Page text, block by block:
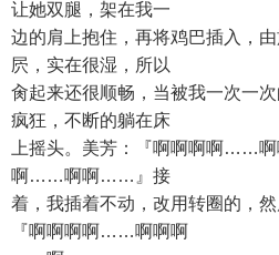
让她双腿，架在我一
边的肩上抱住，再将鸡巴插入，
屄，实在很湿，所以
肏起来还很顺畅，当被我一次一
疯狂，不断的躺在床
上摇头。美芳：『啊啊啊啊
啊……啊啊……』接
着，我插着不动，改用转圈的，
『啊啊啊啊……啊啊啊